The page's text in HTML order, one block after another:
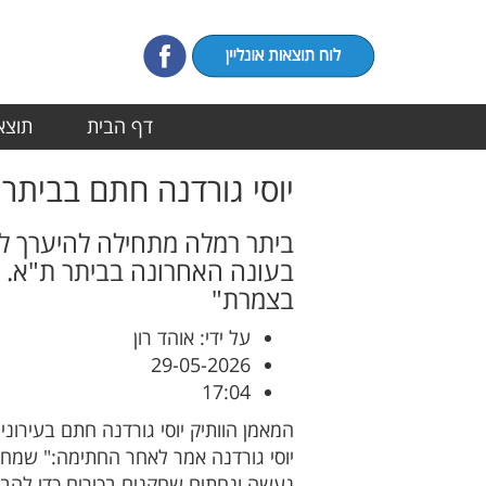
דף הבית
יוסי גורדנה חתם
ביתר רמלה מתחילה להיערך
בעונה האחרונה בביתר
בצמרת"
על ידי: אוהד רון
29-05-2026
17:04
המאמן הוותיק יוסי גורדנה חתם
יוסי גורדנה אמר לאחר החתימה:"